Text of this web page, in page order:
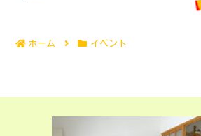
ホーム イベント